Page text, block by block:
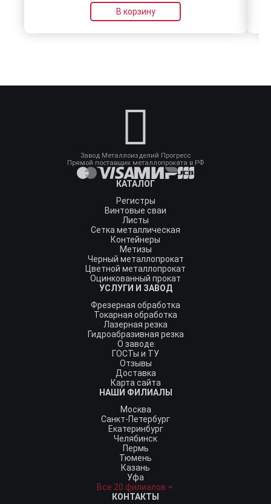
В корзину
Завод Металлоизделий Прогресс
Прямой поставщик металлопроката в РФ
КАТАЛОГ
Регистры
Винтовые сваи
Листы
Сетка металлическая
Контейнеры
Метизы
Черный металлопрокат
Цветной металлопрокат
Оцинкованный прокат
УСЛУГИ И ЗАВОД
Фрезерная обработка
Токарная обработка
Лазерная резка
Гидроабразивная резка
О заводе
ГОСТы и ТУ
Отзывы
Доставка
Карта сайта
НАШИ ФИЛИАЛЫ
Москва
Санкт-Петербург
Екатеринбург
Челябинск
Пермь
Тюмень
Казань
Уфа
Все 20 филиалов
КОНТАКТЫ